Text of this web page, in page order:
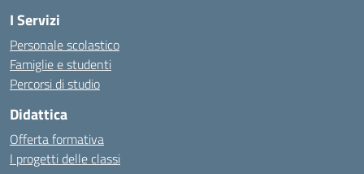
I Servizi
Personale scolastico
Famiglie e studenti
Percorsi di studio
Didattica
Offerta formativa
I progetti delle classi